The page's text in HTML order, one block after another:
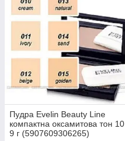
Пудра Evelin Beauty Line
компактна оксамитова тон 10
9 г (5907609306265)